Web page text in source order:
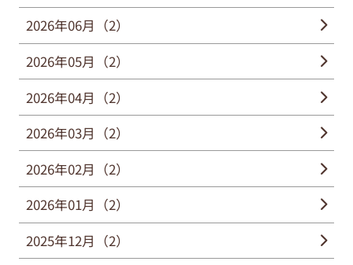
2026年06月（2）
2026年05月（2）
2026年04月（2）
2026年03月（2）
2026年02月（2）
2026年01月（2）
2025年12月（2）